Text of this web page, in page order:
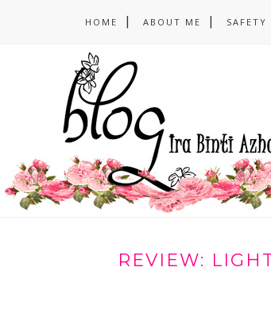
HOME ABOUT ME SAFETY
REVIEW: